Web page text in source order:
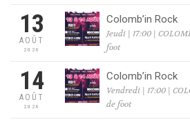
13
AOÛT
2026
Colomb’in Rock
Jeudi | 17:00 |
foot
14
AOÛT
2026
Colomb’in Rock
Vendredi | 17:00 |
de foot